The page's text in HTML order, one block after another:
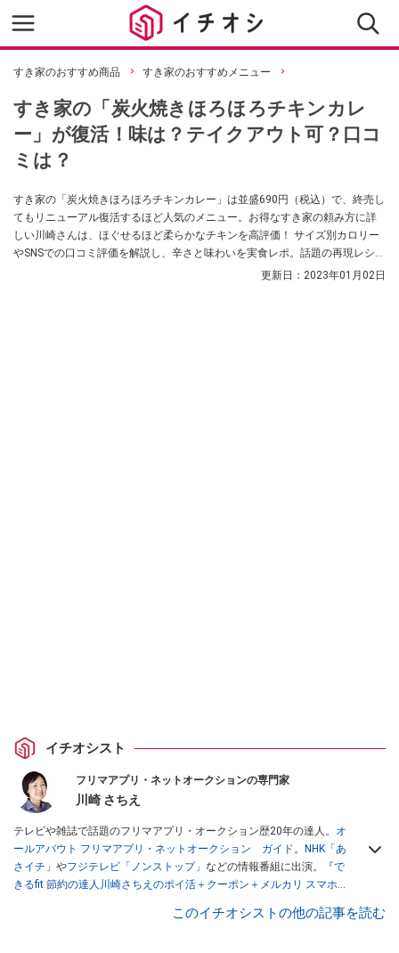
すき家のおすすめ商品 すき家のおすすめメニュー
すき家の「炭火焼きほろほろチキンカレ
ー」が復活！味は？テイクアウト可？口コ
ミは？
すき家の「炭火焼きほろほろチキンカレー」は並盛690円（税込）で、終売し
てもリニューアル復活するほど人気のメニュー。お得なすき家の頼み方に詳
しい川崎さんは、ほぐせるほど柔らかなチキンを高評価！ サイズ別カロリー
やSNSでの口コミ評価を解説し、辛さと味わいを実食レポ。話題の再現レシピ
更新日： 2023年01月02日
イチオシスト
フリマアプリ・ネットオークションの専門家
川崎 さちえ
テレビや雑誌で話題のフリマアプリ・オークション歴20年の達人。 オ
ールアバウト フリマアプリ・ネットオークション ガイド。
NHK「あ
さイチ」 やフジテレビ「ノンストップ」 などの情報番組に出演。
『で
きるfit 節約の達人川崎さちえのポイ活＋クーポン＋メルカリ スマホで
スマホ1つでスキマ時間に効率的に稼ぐ！』（翔泳社刊） ほか著書多
このイチオシストの他の記事を読む